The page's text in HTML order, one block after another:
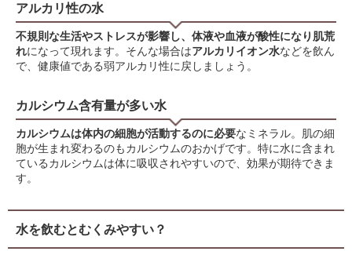
アルカリ性の水
不規則な生活やストレスが影響し、体液や血液が酸性になり肌荒
れになって現れます。そんな場合はアルカリイオン水などを飲ん
で、健康値である弱アルカリ性に戻しましょう。
カルシウム含有量が多い水
カルシウムは体内の細胞が活動するのに必要なミネラル。肌の細
胞が生まれ変わるのもカルシウムのおかげです。特に水に含まれ
ているカルシウムは体に吸収されやすいので、効果が期待できま
す。
水を飲むとむくみやすい？